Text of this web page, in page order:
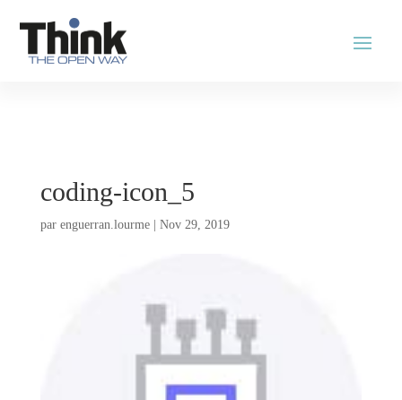
coding-icon_5
par enguerran.lourme| Nov 29, 2019